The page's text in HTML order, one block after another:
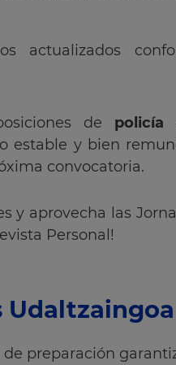
actualizados
de policía
estable y bien
convocatoria.
y aprovecha las
Personal!
Udaltzaingoa
de preparación